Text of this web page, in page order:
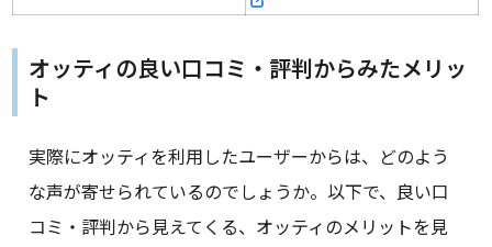
オッティの良い口コミ・評判からみたメリッ
ト
実際にオッティを利用したユーザーからは、どのよう
な声が寄せられているのでしょうか。以下で、良い口
コミ・評判から見えてくる、オッティのメリットを見